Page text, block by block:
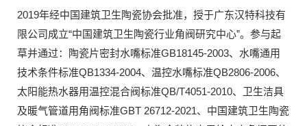
2019年经中国建筑卫生陶瓷协会批准，授于广东汉特科技有
限公司成立“中国建筑卫生陶瓷行业角阀研究中心”。参与起
草并通过：陶瓷片密封水嘴标准GB18145-2003、水嘴通用
技术条件标准QB1334-2004、温控水嘴标准QB2806-2006、
太阳能热水器用温控混合阀标准QB/T4051-2010、卫生洁具
及暖气管道用角阀标准GBT 26712-2021、中国建筑卫生陶瓷